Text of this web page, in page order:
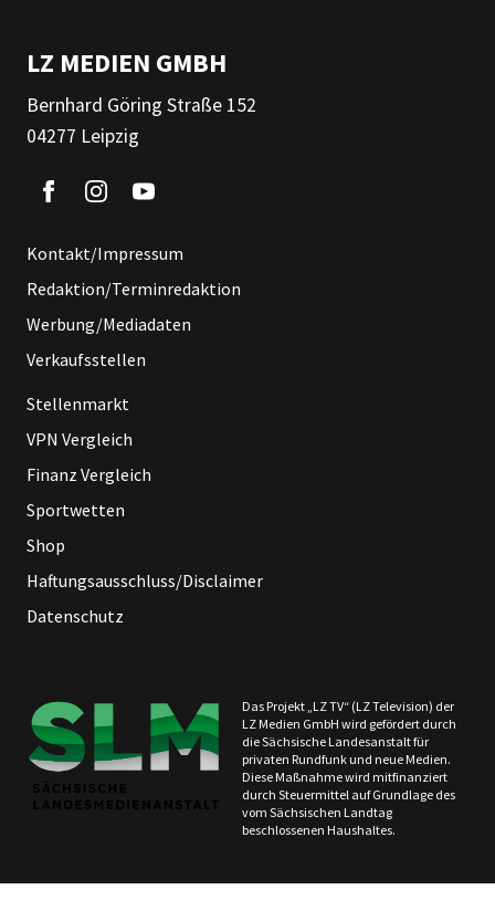
LZ MEDIEN GMBH
Bernhard Göring Straße 152
04277 Leipzig
Kontakt/Impressum
Redaktion/Terminredaktion
Werbung/Mediadaten
Verkaufsstellen
Stellenmarkt
VPN Vergleich
Finanz Vergleich
Sportwetten
Shop
Haftungsausschluss/Disclaimer
Datenschutz
Das Projekt „LZ TV“ (LZ Television) der
LZ Medien GmbH wird gefördert durch
die Sächsische Landesanstalt für
privaten Rundfunk und neue Medien.
Diese Maßnahme wird mitfinanziert
durch Steuermittel auf Grundlage des
vom Sächsischen Landtag
beschlossenen Haushaltes.